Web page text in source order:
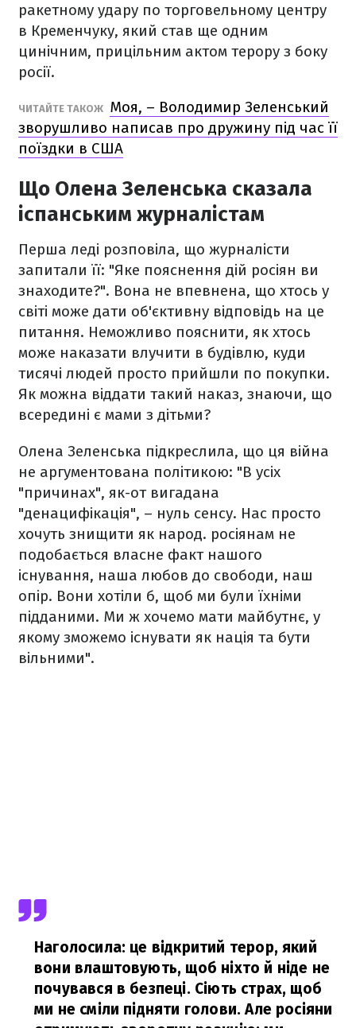
ракетному удару по торговельному центру
в Кременчуку, який став ще одним
цинічним, прицільним актом терору з боку
росії.
ЧИТАЙТЕ ТАКОЖ Моя, – Володимир Зеленський
зворушливо написав про дружину під час її
поїздки в США
Що Олена Зеленська сказала
іспанським журналістам
Перша леді розповіла, що журналісти
запитали її: "Яке пояснення дій росіян ви
знаходите?". Вона не впевнена, що хтось у
світі може дати об'єктивну відповідь на це
питання. Неможливо пояснити, як хтось
може наказати влучити в будівлю, куди
тисячі людей просто прийшли по покупки.
Як можна віддати такий наказ, знаючи, що
всередині є мами з дітьми?
Олена Зеленська підкреслила, що ця війна
не аргументована політикою: "В усіх
"причинах", як-от вигадана
"денацифікація", – нуль сенсу. Нас просто
хочуть знищити як народ. росіянам не
подобається власне факт нашого
існування, наша любов до свободи, наш
опір. Вони хотіли б, щоб ми були їхніми
підданими. Ми ж хочемо мати майбутнє, у
якому зможемо існувати як нація та бути
вільними".
Наголосила: це відкритий терор, який
вони влаштовують, щоб ніхто й ніде не
почувався в безпеці. Сіють страх, щоб
ми не сміли підняти голови. Але росіяни